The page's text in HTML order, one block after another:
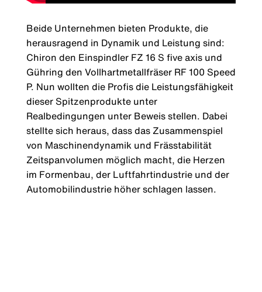
Beide Unternehmen bieten Produkte, die
herausragend in Dynamik und Leistung sind:
Chiron den Einspindler FZ 16 S five axis und
Gühring den Vollhartmetallfräser RF 100 Speed
P. Nun wollten die Profis die Leistungsfähigkeit
dieser Spitzenprodukte unter
Realbedingungen unter Beweis stellen. Dabei
stellte sich heraus, dass das Zusammenspiel
von Maschinendynamik und Frässtabilität
Zeitspanvolumen möglich macht, die Herzen
im Formenbau, der Luftfahrtindustrie und der
Automobilindustrie höher schlagen lassen.